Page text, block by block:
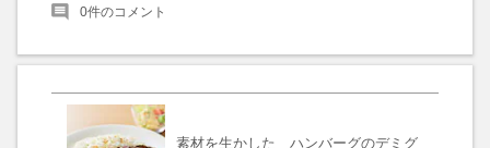
0件のコメント
素材を生かした ハンバーグのデミグ